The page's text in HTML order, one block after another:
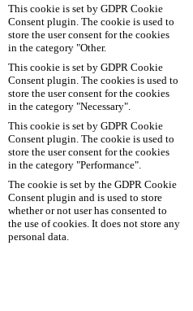
This cookie is set by GDPR Cookie
Consent plugin. The cookie is used to
store the user consent for the cookies
in the category "Other.
This cookie is set by GDPR Cookie
Consent plugin. The cookies is used to
store the user consent for the cookies
in the category "Necessary".
This cookie is set by GDPR Cookie
Consent plugin. The cookie is used to
store the user consent for the cookies
in the category "Performance".
The cookie is set by the GDPR Cookie
Consent plugin and is used to store
whether or not user has consented to
the use of cookies. It does not store any
personal data.